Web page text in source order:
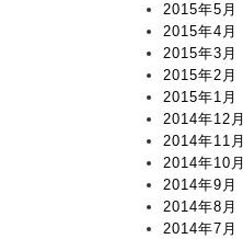
2015年5月
2015年4月
2015年3月
2015年2月
2015年1月
2014年12月
2014年11月
2014年10月
2014年9月
2014年8月
2014年7月